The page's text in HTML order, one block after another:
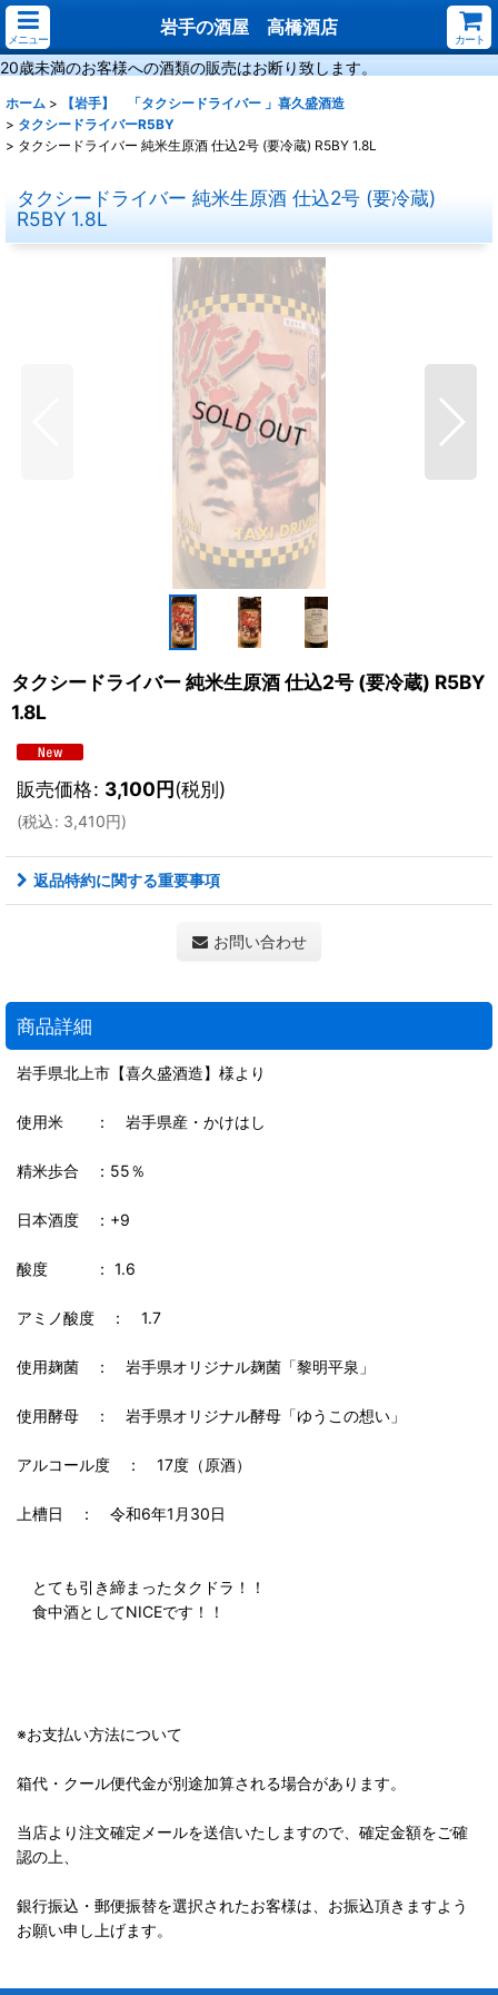
メニュー
岩手の酒屋 高橋酒店
カート
20歳未満のお客様への酒類の販売はお断り致します。
ホーム >
【岩手】 「タクシードライバー 」喜久盛酒造
> タクシードライバーR5BY
> タクシードライバー 純米生原酒 仕込2号 (要冷蔵) R5BY 1.8L
タクシードライバー 純米生原酒 仕込2号 (要冷蔵)
R5BY 1.8L
タクシードライバー 純米生原酒 仕込2号 (要冷蔵) R5BY
1.8L
販売価格: 3,100円(税別)
(税込: 3,410円)
返品特約に関する重要事項
お問い合わせ
商品詳細
岩手県北上市【喜久盛酒造】様より
使用米 ： 岩手県産・かけはし
精米歩合 ：55％
日本酒度 ：+9
酸度 ： 1.6
アミノ酸度 ： 1.7
使用麹菌 ： 岩手県オリジナル麹菌「黎明平泉」
使用酵母 ： 岩手県オリジナル酵母「ゆうこの想い」
アルコール度 ： 17度（原酒）
上槽日 ： 令和6年1月30日
とても引き締まったタクドラ！！
食中酒としてNICEです！！
※お支払い方法について
箱代・クール便代金が別途加算される場合があります。
当店より注文確定メールを送信いたしますので、確定金額をご確
認の上、
銀行振込・郵便振替を選択されたお客様は、お振込頂きますよう
お願い申し上げます。